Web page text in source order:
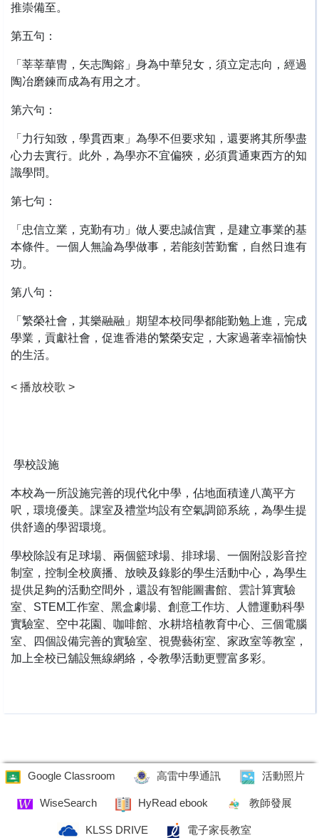
推崇備至。
第五句：
「莘莘華冑，矢志陶鎔」身為中華兒女，須立定志向，經過
陶冶磨鍊而成為有用之才。
第六句：
「力行知致，學貫西東」為學不但要求知，還要將其所學盡
心力去實行。此外，為學亦不宜偏狹，必須貫通東西方的知
識學問。
第七句：
「忠信立業，克勤有功」做人要忠誠信實，是建立事業的基
本條件。一個人無論為學做事，若能刻苦勤奮，自然日進有
功。
第八句：
「繁榮社會，其樂融融」期望本校同學都能勤勉上進，完成
學業，貢獻社會，促進香港的繁榮安定，大家過著幸福愉快
的生活。
< 播放校歌 >
學校設施
本校為一所設施完善的現代化中學，佔地面積達八萬平方
呎，環境優美。課室及禮堂均設有空氣調節系統，為學生提
供舒適的學習環境。
學校除設有足球場、兩個籃球場、排球場、一個附設影音控
制室，控制全校廣播、放映及錄影的學生活動中心，為學生
提供足夠的活動空間外，還設有智能圖書館、雲計算實驗
室、STEM工作室、黑盒劇場、創意工作坊、人體運動科學
實驗室、空中花園、咖啡館、水耕培植教育中心、三個電腦
室、四個設備完善的實驗室、視覺藝術室、家政室等教室，
加上全校已舖設無線網絡，令教學活動更豐富多彩。
Google Classroom 高雷中學通訊 活動照片
WiseSearch HyRead ebook 教師發展
KLSS DRIVE 電子家長教室